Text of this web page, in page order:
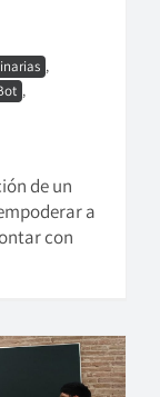
,
,
de un
a
con